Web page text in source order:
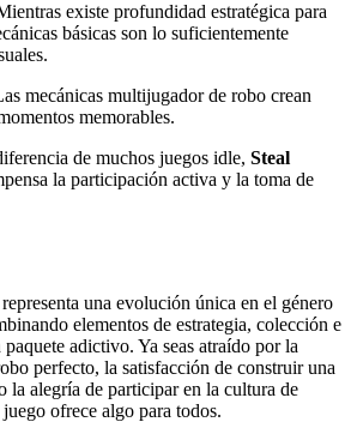
existe profundidad estratégica para
básicas son lo suficientemente
mecánicas multijugador de robo crean
memorables.
de muchos juegos idle, Steal
la participación activa y la toma de
representa una evolución única en el género
elementos de estrategia, colección e
adictivo. Ya seas atraído por la
perfecto, la satisfacción de construir una
la alegría de participar en la cultura de
ofrece algo para todos.